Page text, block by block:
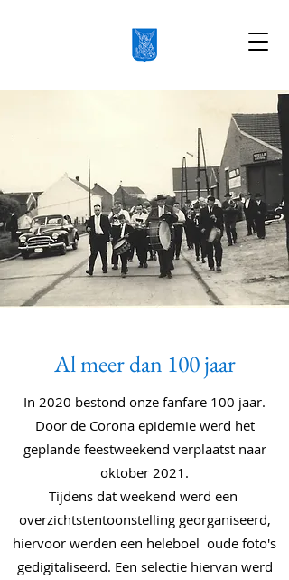
Al meer dan 100 jaar
In 2020 bestond onze fanfare 100 jaar.
Door de Corona epidemie werd het
geplande feestweekend verplaatst naar
oktober 2021.
Tijdens dat weekend werd een
overzichtstentoonstelling georganiseerd,
hiervoor werden een heleboel oude foto's
gedigitaliseerd. Een selectie hiervan werd